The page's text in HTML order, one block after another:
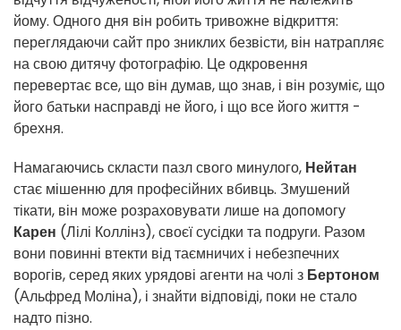
йому. Одного дня він робить тривожне відкриття:
переглядаючи сайт про зниклих безвісти, він натрапляє
на свою дитячу фотографію. Це одкровення
перевертає все, що він думав, що знав, і він розуміє, що
його батьки насправді не його, і що все його життя -
брехня.
Намагаючись скласти пазл свого минулого, Нейтан
стає мішенню для професійних вбивць. Змушений
тікати, він може розраховувати лише на допомогу
Карен (Лілі Коллінз), своєї сусідки та подруги. Разом
вони повинні втекти від таємничих і небезпечних
ворогів, серед яких урядові агенти на чолі з Бертоном
(Альфред Моліна), і знайти відповіді, поки не стало
надто пізно.